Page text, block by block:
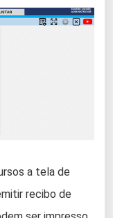
a tela de
recibo de